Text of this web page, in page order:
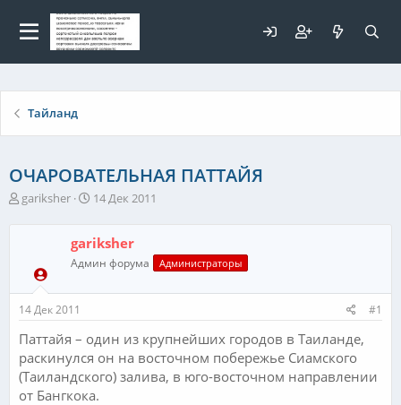
Тайланд
ОЧАРОВАТЕЛЬНАЯ ПАТТАЙЯ
А
т
е
м
ы
gariksher
Д
т
а
н
ч
л
а
14 Дек 2011
gariksher
Админ форума Администраторы
14 Дек 2011 #1
Паттайя – один из крупнейших городов в Таиланде,
раскинулся он на восточном побережье Сиамского
(Таиландского) залива, в юго-восточном направлении
от Бангкока.
Для любых предложений по
сайту: elaizik@cp9.ru